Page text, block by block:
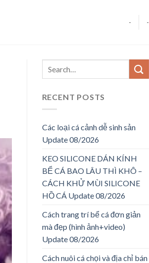
- -
RECENT POSTS
Các loại cá cảnh dễ sinh sản
Update 08/2026
KEO SILICONE DÁN KÍNH
BỂ CÁ BAO LÂU THÌ KHÔ –
CÁCH KHỬ MÙI SILICONE
HỒ CÁ Update 08/2026
Cách trang trí bể cá đơn giản
mà đẹp (hình ảnh+video)
Update 08/2026
Cách nuôi cá chọi và địa chỉ bán